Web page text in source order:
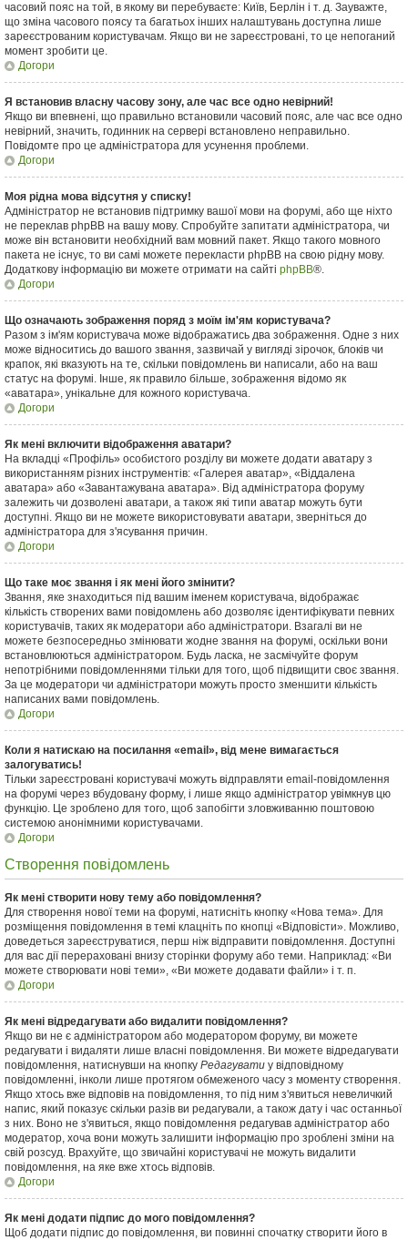
часовий пояс на той, в якому ви перебуваєте: Київ, Берлін і т. д. Зауважте,
що зміна часового поясу та багатьох інших налаштувань доступна лише
зареєстрованим користувачам. Якщо ви не зареєстровані, то це непоганий
момент зробити це.
Догори
Я встановив власну часову зону, але час все одно невірний!
Якщо ви впевнені, що правильно встановили часовий пояс, але час все одно
невірний, значить, годинник на сервері встановлено неправильно.
Повідомте про це адміністратора для усунення проблеми.
Догори
Моя рідна мова відсутня у списку!
Адміністратор не встановив підтримку вашої мови на форумі, або ще ніхто
не переклав phpBB на вашу мову. Спробуйте запитати адміністратора, чи
може він встановити необхідний вам мовний пакет. Якщо такого мовного
пакета не існує, то ви самі можете перекласти phpBB на свою рідну мову.
Додаткову інформацію ви можете отримати на сайті phpBB®.
Догори
Що означають зображення поряд з моїм ім'ям користувача?
Разом з ім'ям користувача може відображатись два зображення. Одне з них
може відноситись до вашого звання, зазвичай у вигляді зірочок, блоків чи
крапок, які вказують на те, скільки повідомлень ви написали, або на ваш
статус на форумі. Інше, як правило більше, зображення відомо як
«аватара», унікальне для кожного користувача.
Догори
Як мені включити відображення аватари?
На вкладці «Профіль» особистого розділу ви можете додати аватару з
використанням різних інструментів: «Галерея аватар», «Віддалена
аватара» або «Завантажувана аватара». Від адміністратора форуму
залежить чи дозволені аватари, а також які типи аватар можуть бути
доступні. Якщо ви не можете використовувати аватари, зверніться до
адміністратора для з'ясування причин.
Догори
Що таке моє звання і як мені його змінити?
Звання, яке знаходиться під вашим іменем користувача, відображає
кількість створених вами повідомлень або дозволяє ідентифікувати певних
користувачів, таких як модератори або адміністратори. Взагалі ви не
можете безпосередньо змінювати жодне звання на форумі, оскільки вони
встановлюються адміністратором. Будь ласка, не засмічуйте форум
непотрібними повідомленнями тільки для того, щоб підвищити своє звання.
За це модератори чи адміністратори можуть просто зменшити кількість
написаних вами повідомлень.
Догори
Коли я натискаю на посилання «email», від мене вимагається
залогуватись!
Тільки зареєстровані користувачі можуть відправляти email-повідомлення
на форумі через вбудовану форму, і лише якщо адміністратор увімкнув цю
функцію. Це зроблено для того, щоб запобігти зловживанню поштовою
системою анонімними користувачами.
Догори
Створення повідомлень
Як мені створити нову тему або повідомлення?
Для створення нової теми на форумі, натисніть кнопку «Нова тема». Для
розміщення повідомлення в темі клацніть по кнопці «Відповісти». Можливо,
доведеться зареєструватися, перш ніж відправити повідомлення. Доступні
для вас дії перераховані внизу сторінки форуму або теми. Наприклад: «Ви
можете створювати нові теми», «Ви можете додавати файли» і т. п.
Догори
Як мені відредагувати або видалити повідомлення?
Якщо ви не є адміністратором або модератором форуму, ви можете
редагувати і видаляти лише власні повідомлення. Ви можете відредагувати
повідомлення, натиснувши на кнопку Редагувати у відповідному
повідомленні, інколи лише протягом обмеженого часу з моменту створення.
Якщо хтось вже відповів на повідомлення, то під ним з'явиться невеличкий
напис, який показує скільки разів ви редагували, а також дату і час останньої
з них. Воно не з'явиться, якщо повідомлення редагував адміністратор або
модератор, хоча вони можуть залишити інформацію про зроблені зміни на
свій розсуд. Врахуйте, що звичайні користувачі не можуть видалити
повідомлення, на яке вже хтось відповів.
Догори
Як мені додати підпис до мого повідомлення?
Щоб додати підпис до повідомлення, ви повинні спочатку створити його в